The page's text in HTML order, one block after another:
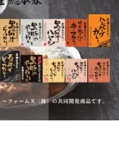
田屋カレー/三田屋牛肉/三田屋